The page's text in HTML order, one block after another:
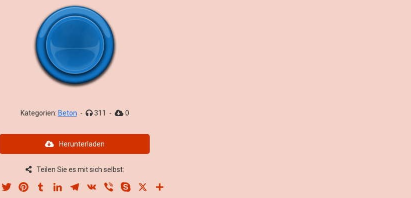
Kategorien: Beton - 311 - 0
Herunterladen
Teilen Sie es mit sich selbst:
Facebook
Twitter PinterestTumblrLinkedInTelegram
VK Viber Skype